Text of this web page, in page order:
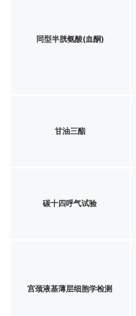
同型半胱氨酸(血酮)
甘油三酯
碳十四呼气试验
宫颈液基薄层细胞学检测